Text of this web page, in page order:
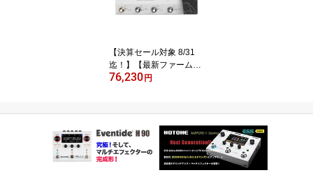
【決算セール対象 8/31
迄！】【最新ファームウ
ェア】HOTONE Ampero
76,230円